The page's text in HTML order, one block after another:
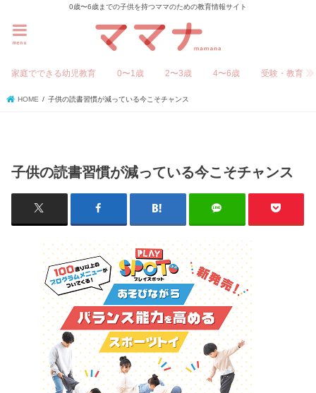
0歳〜6歳までの子供を持つママのための教育情報サイト
menu
家庭でできる幼児教育 0〜1歳 2〜3歳 4〜6歳 受験・教育
HOME 子供の読書習慣が減っている今こそチャンス
子供の読書習慣が減っている今こそチャンス